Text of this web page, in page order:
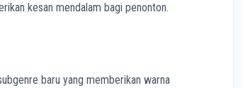
kesan mendalam bagi penonton.
baru yang memberikan warna